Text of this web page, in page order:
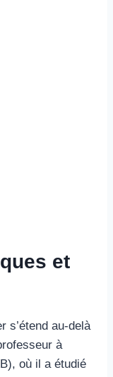
et
s’étend au-delà
à
où il a étudié